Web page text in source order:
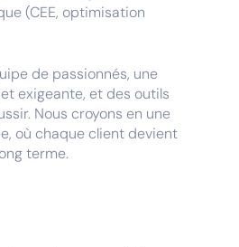
(CEE, optimisation
de passionnés, une
exigeante, et des outils
Nous croyons en une
où chaque client devient
terme.